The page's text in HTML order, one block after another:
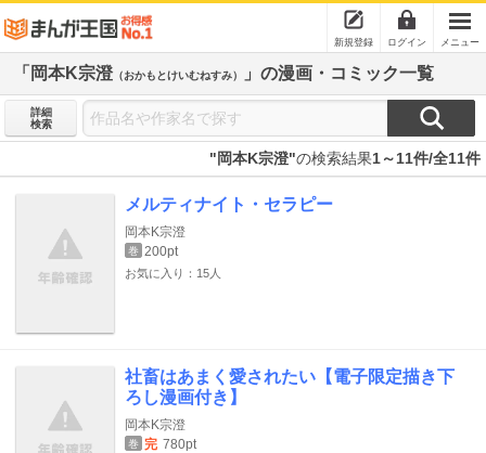
新規登録 ログイン メニュー
「岡本K宗澄 （おかもとけいむねすみ） 」の漫画・コミック一覧
詳細
検索
"岡本K宗澄"の検索結果1～11件/全11件
メルティナイト・セラピー
岡本K宗澄
巻 200pt
お気に入り：15人
社畜はあまく愛されたい【電子限定描き下
ろし漫画付き】
岡本K宗澄
巻 完 780pt